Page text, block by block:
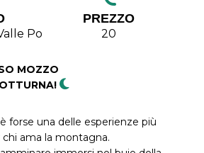
Po
PREZZO
20
MOZZO
forse una delle esperienze più
ama la montagna.